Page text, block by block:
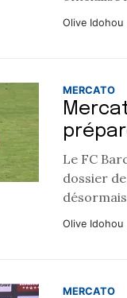
Olive Idohou
MERCATO
Le FC
dossier
Olive Idohou
MERCATO